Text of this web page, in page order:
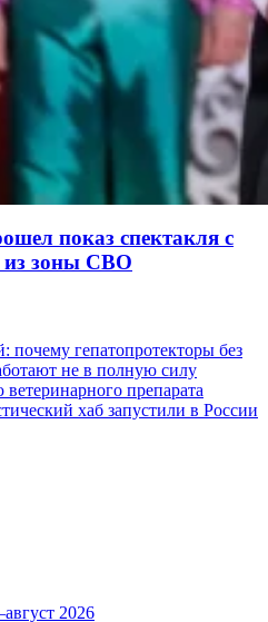
показ спектакля с
из зоны СВО
гепатопротекторы без
не в полную силу
препарата
хаб запустили в России
2026